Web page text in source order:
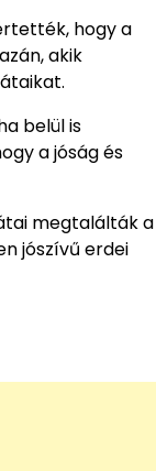
hogy a
akik
belül is
a jóság és
megtalálták a
jószívű erdei